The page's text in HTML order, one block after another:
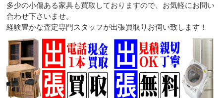
多少の小傷ある家具も買取しておりますので、お気軽にお問い
合わせ下さいませ。
経験豊かな査定専門スタッフが出張買取りお伺い致します！